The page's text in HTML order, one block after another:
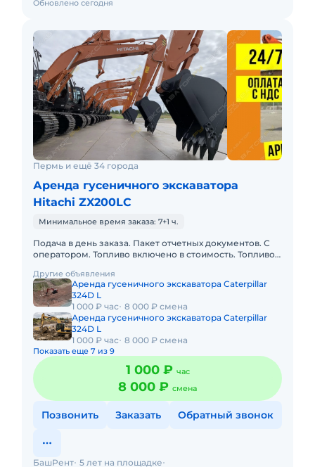
Обновлено сегодня
Пермь и ещё 34 города
Аренда гусеничного экскаватора
Hitachi ZX200LC
Минимальное время заказа: 7+1 ч.
Подача в день заказа. Пакет отчетных документов. С
оператором. Топливо включено в стоимость. Топливо
Краткосрочная а
Другие объявления
Аренда гусеничного экскаватора Caterpillar
324D L
1 000 ₽ час
8 000 ₽ смена
Аренда гусеничного экскаватора Caterpillar
324D L
1 000 ₽ час
8 000 ₽ смена
Показать еще 7 из 9
1 000 ₽ час
8 000 ₽ смена
Позвонить Заказать Обратный звонок
БашРент 5 лет на площадке